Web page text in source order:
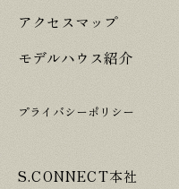
アクセスマップ
モデルハウス紹介
プライバシーポリシー
S.CONNECT本社